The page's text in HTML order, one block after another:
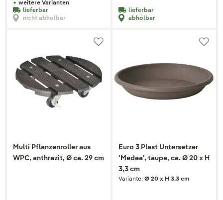
+ weitere Varianten
lieferbar
nicht abholbar
lieferbar
abholbar
Multi Pflanzenroller aus
WPC, anthrazit, Ø ca. 29 cm
Euro 3 Plast Untersetzer
'Medea', taupe, ca. Ø 20 x H
3,3 cm
Variante: Ø 20 x H 3,3 cm